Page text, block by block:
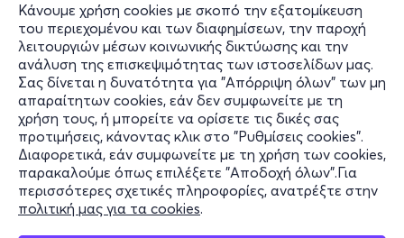
Κάνουμε χρήση cookies με σκοπό την εξατομίκευση
του περιεχομένου και των διαφημίσεων, την παροχή
λειτουργιών μέσων κοινωνικής δικτύωσης και την
ανάλυση της επισκεψιμότητας των ιστοσελίδων μας.
Σας δίνεται η δυνατότητα για "Απόρριψη όλων" των μη
απαραίτητων cookies, εάν δεν συμφωνείτε με τη
χρήση τους, ή μπορείτε να ορίσετε τις δικές σας
προτιμήσεις, κάνοντας κλικ στο "Ρυθμίσεις cookies".
Διαφορετικά, εάν συμφωνείτε με τη χρήση των cookies,
παρακαλούμε όπως επιλέξετε "Αποδοχή όλων".Για
περισσότερες σχετικές πληροφορίες, ανατρέξτε στην
πολιτική μας για τα cookies.
Πληροφορίες
Υποστήριξη
Stay Connected